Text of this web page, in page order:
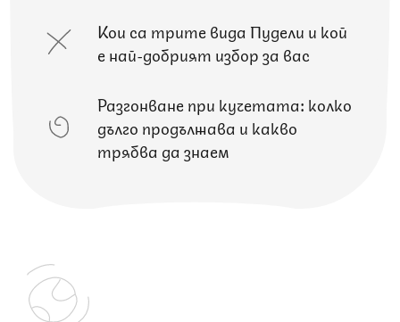
Кои са трите вида Пудели и кой
е най-добрият избор за вас
Разгонване при кучетата: колко
дълго продължава и какво
трябва да знаем